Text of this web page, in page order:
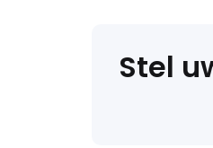
Stel